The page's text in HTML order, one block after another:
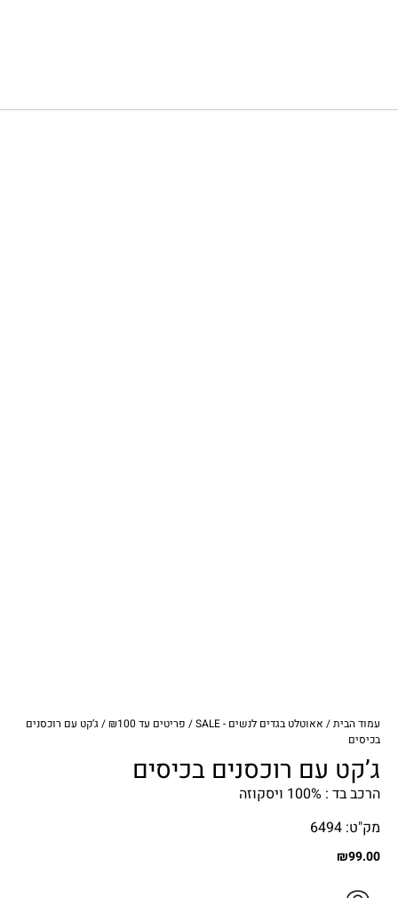
עמוד הבית/ אאוטלט בגדים לנשים - SALE / פריטים עד ₪100
/ ג’קט עם רוכסנים
בכיסים
ג’קט עם רוכסנים בכיסים
הרכב בד : 100% ויסקוזה
מק"ט: 6494
₪99.00